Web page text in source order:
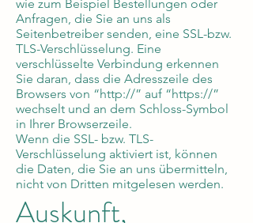
wie zum Beispiel Bestellungen oder
Anfragen, die Sie an uns als
Seitenbetreiber senden, eine SSL-bzw.
TLS-Verschlüsselung. Eine
verschlüsselte Verbindung erkennen
Sie daran, dass die Adresszeile des
Browsers von “http://” auf “https://”
wechselt und an dem Schloss-Symbol
in Ihrer Browserzeile.
Wenn die SSL- bzw. TLS-
Verschlüsselung aktiviert ist, können
die Daten, die Sie an uns übermitteln,
nicht von Dritten mitgelesen werden.
Auskunft,